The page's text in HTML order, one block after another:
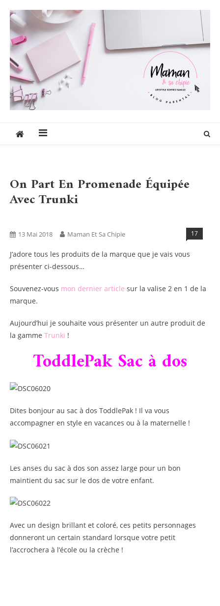
content
On Part En Promenade Équipée
Avec Trunki
13 Mai 2018 Maman Et Sa Chipie 17
J’adore tous les produits de la marque que je vais vous
présenter ci-dessous…
Souvenez-vous mon dernier article sur la valise 2 en 1 de la
marque.
Aujourd’hui je souhaite vous présenter un autre produit de
la gamme Trunki !
ToddlePak Sac à dos
Dites bonjour au sac à dos ToddlePak ! Il va vous
accompagner en style en vacances ou à la maternelle !
Les anses du sac à dos son assez large pour un bon
maintient du sac sur le dos de votre enfant.
Avec un design brillant et coloré, ces petits personnages
donneront un certain standard lorsque votre petit
l’accrochera à l’école ou la crèche !